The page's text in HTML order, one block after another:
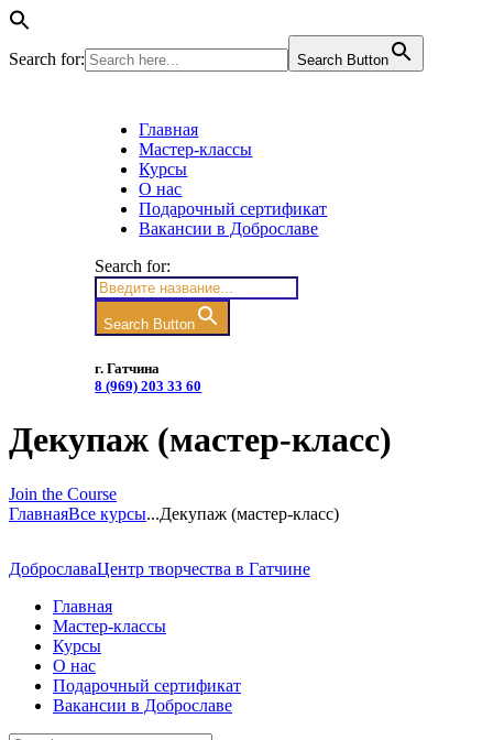
Search for: Search Button
Главная
Мастер-классы
Курсы
О нас
Подарочный сертификат
Вакансии в Доброславе
Search for:
Search Button
г. Гатчина
8 (969) 203 33 60
Декупаж (мастер-класс)
Join the Course
ГлавнаяВсе курсы...Декупаж (мастер-класс)
ДоброславаЦентр творчества в Гатчине
Главная
Мастер-классы
Курсы
О нас
Подарочный сертификат
Вакансии в Доброславе